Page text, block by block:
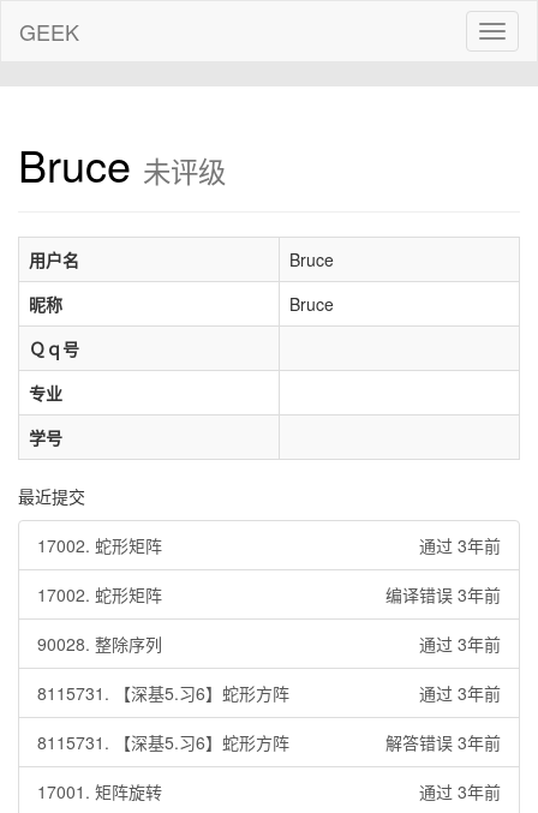
GEEK
Bruce 未评级
用户名
Bruce
昵称
Bruce
Ｑｑ号
专业
学号
最近提交
17002. 蛇形矩阵 通过 3年前
17002. 蛇形矩阵 编译错误 3年前
90028. 整除序列 通过 3年前
8115731. 【深基5.习6】蛇形方阵 通过 3年前
8115731. 【深基5.习6】蛇形方阵 解答错误 3年前
17001. 矩阵旋转 通过 3年前